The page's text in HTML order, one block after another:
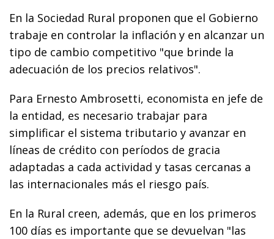
En la Sociedad Rural proponen que el Gobierno
trabaje en controlar la inflación y en alcanzar un
tipo de cambio competitivo "que brinde la
adecuación de los precios relativos".
Para Ernesto Ambrosetti, economista en jefe de
la entidad, es necesario trabajar para
simplificar el sistema tributario y avanzar en
líneas de crédito con períodos de gracia
adaptadas a cada actividad y tasas cercanas a
las internacionales más el riesgo país.
En la Rural creen, además, que en los primeros
100 días es importante que se devuelvan "las